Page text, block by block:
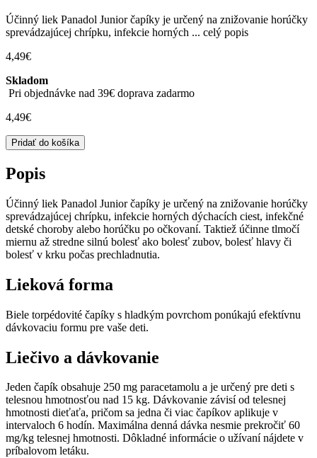
Účinný liek Panadol Junior čapíky je určený na znižovanie horúčky
sprevádzajúcej chrípku, infekcie horných ... celý popis
4,49€
Skladom
Pri objednávke nad 39€ doprava zadarmo
4,49€
množstvo
Panadol
Junior
čapíky
mg
10 ks
Pridať do košíka
Popis
Účinný liek Panadol Junior čapíky je určený na znižovanie horúčky
sprevádzajúcej chrípku, infekcie horných dýchacích ciest, infekčné
detské choroby alebo horúčku po očkovaní. Taktiež účinne tlmočí
miernu až stredne silnú bolesť ako bolesť zubov, bolesť hlavy či
bolesť v krku počas prechladnutia.
Lieková forma
Biele torpédovité čapíky s hladkým povrchom ponúkajú efektívnu
dávkovaciu formu pre vaše deti.
Liečivo a dávkovanie
Jeden čapík obsahuje 250 mg paracetamolu a je určený pre deti s
telesnou hmotnosťou nad 15 kg. Dávkovanie závisí od telesnej
hmotnosti dieťaťa, pričom sa jedna či viac čapíkov aplikuje v
intervaloch 6 hodín. Maximálna denná dávka nesmie prekročiť 60
mg/kg telesnej hmotnosti. Dôkladné informácie o užívaní nájdete v
príbalovom letáku.